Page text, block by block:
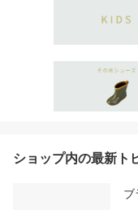
ショップ内の最新ト
ブ